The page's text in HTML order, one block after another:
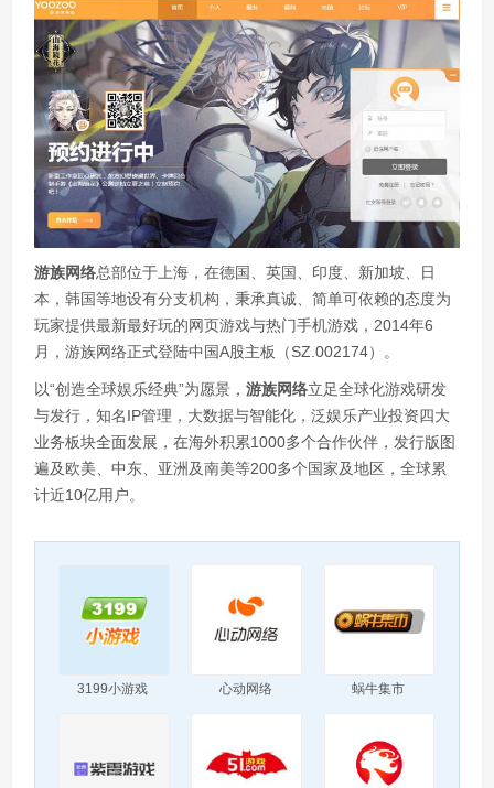
游族网络总部位于上海，在德国、英国、印度、新加坡、日
本，韩国等地设有分支机构，秉承真诚、简单可依赖的态度为
玩家提供最新最好玩的网页游戏与热门手机游戏，2014年6
月，游族网络正式登陆中国A股主板（SZ.002174）。
以“创造全球娱乐经典”为愿景，游族网络立足全球化游戏研发
与发行，知名IP管理，大数据与智能化，泛娱乐产业投资四大
业务板块全面发展，在海外积累1000多个合作伙伴，发行版图
遍及欧美、中东、亚洲及南美等200多个国家及地区，全球累
计近10亿用户。
3199小游戏 心动网络 蜗牛集市